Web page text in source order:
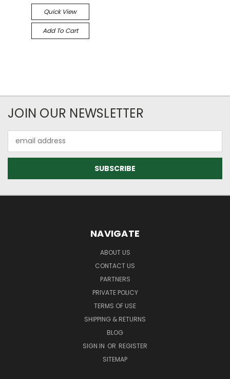
Quick View
Add To Cart
JOIN OUR NEWSLETTER
Address
NAVIGATE
ABOUT US
CONTACT US
PARTNERS
PRIVATE POLICY
TERMS OF USE
SHIPPING & RETURNS
BLOG
SIGN IN OR REGISTER
SITEMAP